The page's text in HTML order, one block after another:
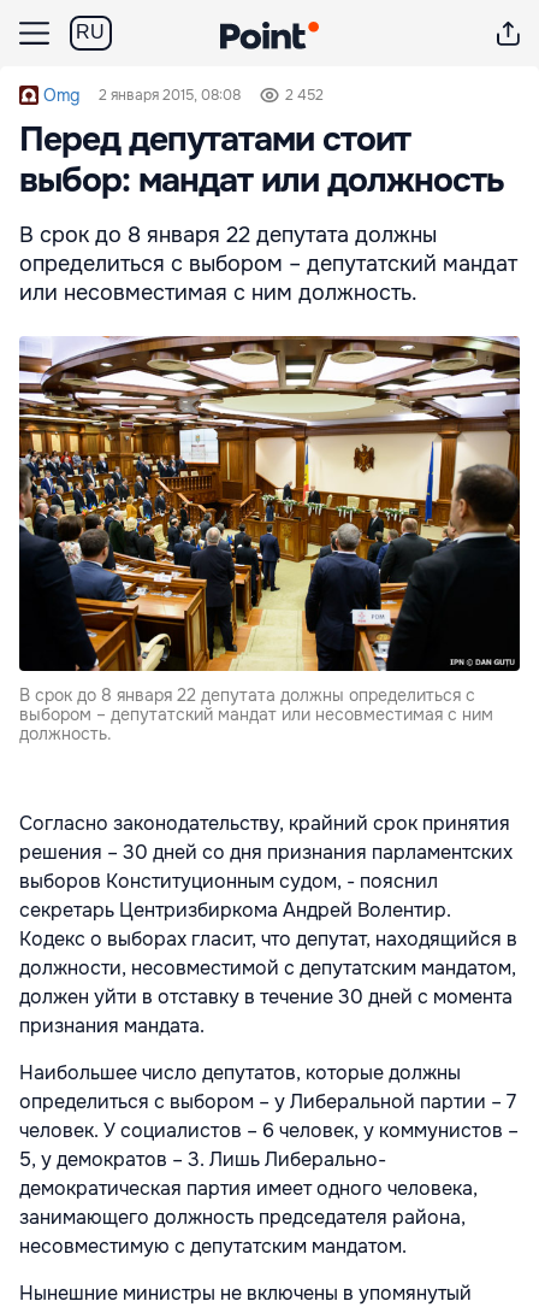
RU
Omg 2 января 2015, 08:08 2 452
Перед депутатами стоит
выбор: мандат или должность
В срок до 8 января 22 депутата должны
определиться с выбором – депутатский мандат
или несовместимая с ним должность.
В срок до 8 января 22 депутата должны определиться с
выбором – депутатский мандат или несовместимая с ним
должность.
Согласно законодательству, крайний срок принятия
решения – 30 дней со дня признания парламентских
выборов Конституционным судом, - пояснил
секретарь Центризбиркома Андрей Волентир.
Кодекс о выборах гласит, что депутат, находящийся в
должности, несовместимой с депутатским мандатом,
должен уйти в отставку в течение 30 дней с момента
признания мандата.
Наибольшее число депутатов, которые должны
определиться с выбором – у Либеральной партии – 7
человек. У социалистов – 6 человек, у коммунистов –
5, у демократов – 3. Лишь Либерально-
демократическая партия имеет одного человека,
занимающего должность председателя района,
несовместимую с депутатским мандатом.
Нынешние министры не включены в упомянутый